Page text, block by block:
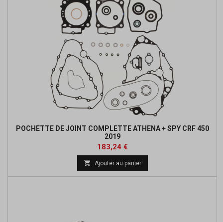
POCHETTE DE JOINT COMPLETTE ATHENA + SPY CRF 450
2019
Prix
183,24 €Prix
de
base
 Ajouter au panier